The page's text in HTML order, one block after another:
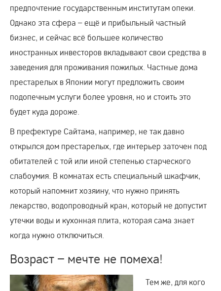
предпочтение государственным институтам опеки.
Однако эта сфера – ещё и прибыльный частный
бизнес, и сейчас всё большее количество
иностранных инвесторов вкладывают свои средства в
заведения для проживания пожилых. Частные дома
престарелых в Японии могут предложить своим
подопечным услуги более уровня, но и стоить это
будет куда дороже.
В префектуре Сайтама, например, не так давно
открылся дом престарелых, где интерьер заточен под
обитателей с той или иной степенью старческого
слабоумия. В комнатах есть специальный шкафчик,
который напомнит хозяину, что нужно принять
лекарство, водопроводный кран, который не допустит
утечки воды и кухонная плита, которая сама знает
когда нужно отключиться.
Возраст – мечте не помеха!
Тем же, для кого